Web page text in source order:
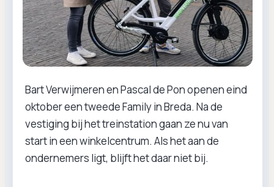
Bart Verwijmeren en Pascal de Pon openen eind
oktober een tweede Family in Breda. Na de
vestiging bij het treinstation gaan ze nu van
start in een winkelcentrum. Als het aan de
ondernemers ligt, blijft het daar niet bij.